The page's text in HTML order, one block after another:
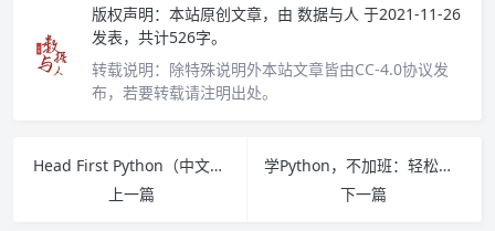
版权声明： 本站原创文章，由 数据与人 于2021-11-26
发表，共计526字。
转载说明： 除特殊说明外本站文章皆由CC-4.0协议发
布，若要转载请注明出处。
Head First Python（中文版）PDF下载
上一篇
学Python，不加班：轻松实现办公自动化 PDF下载
下一篇